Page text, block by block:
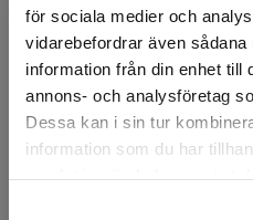
för sociala medier och
vidarebefordrar även
information från din enhet till
annons- och analysföretag
Dessa kan i sin tur
information som du har
Begränsad
Det verkar som att du
studentlitteratur.se via
Vi erbjuder inte
Anna
Anna Herbert, PhD. i
stressyndrom (PTSD).
vid Brunel University i